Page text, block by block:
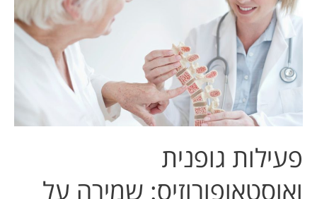
פעילות גופנית
ואוסטאופורוזיס: שמירה על
ואוסטאופורוזיס:
שמירה
חוזק
העצם
מבוגר